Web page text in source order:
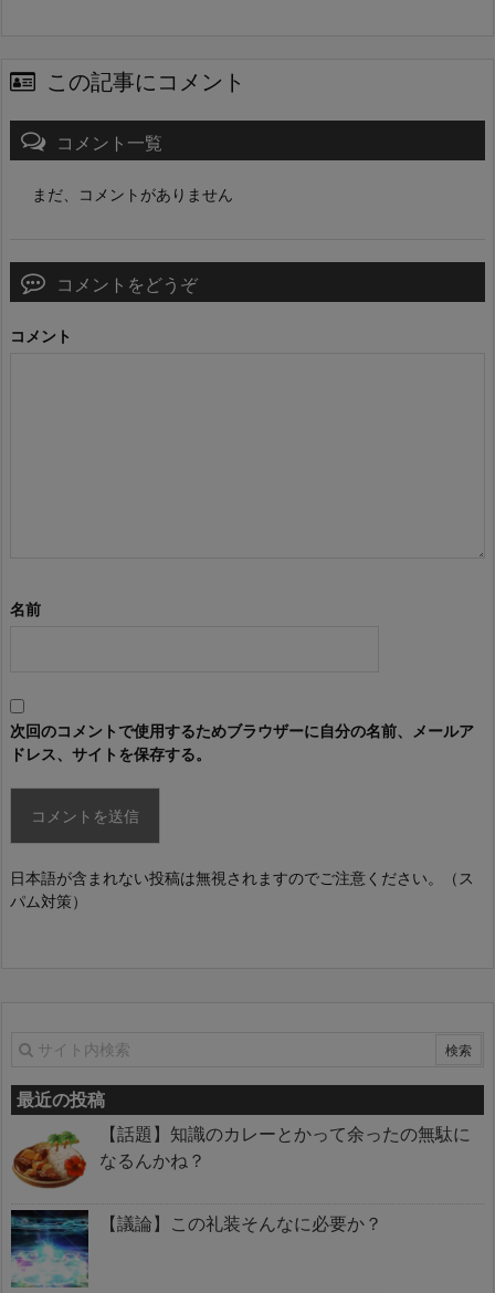
この記事にコメント
コメント一覧
まだ、コメントがありません
コメントをどうぞ
コメント
名前
次回のコメントで使用するためブラウザーに自分の名前、メールア
ドレス、サイトを保存する。
日本語が含まれない投稿は無視されますのでご注意ください。（ス
パム対策）
最近の投稿
【話題】知識のカレーとかって余ったの無駄に
なるんかね？
【議論】この礼装そんなに必要か？